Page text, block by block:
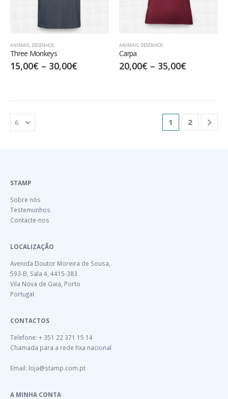
ANIMAIS DESENHOS
Three Monkeys
15,00€ – 30,00€
ANIMAIS DESENHOS
Carpa
20,00€ – 35,00€
1 2
STAMP
Sobre nós
Testemunhos
Contacte-nos
LOCALIZAÇÃO
Avenida Doutor Moreira de Sousa,
593-B, Sala 4, 4415-383
Vila Nova de Gaia, Porto
Portugal
CONTACTOS
Telefone: + 351 22 371 15 14
Chamada para a rede fixa nacional
Email: loja@stamp.com.pt
A MINHA CONTA